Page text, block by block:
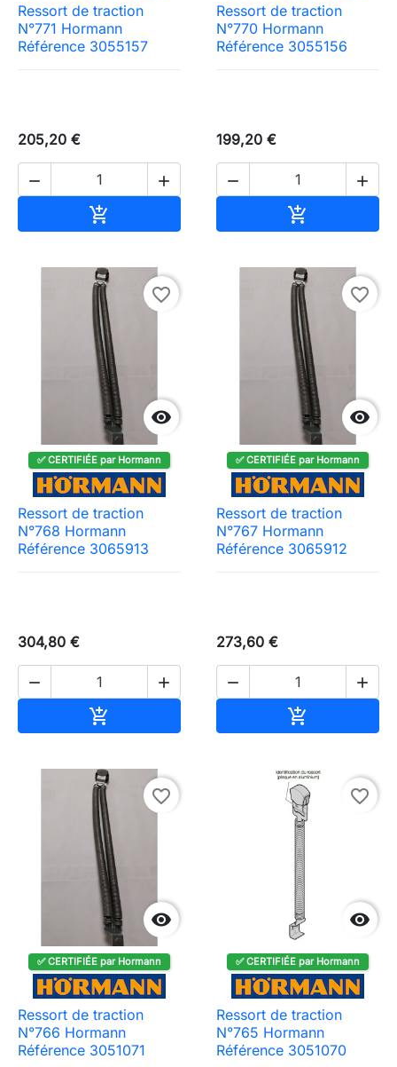
Ressort de traction
N°771 Hormann
Référence 3055157
205,20 €
 

Ressort de traction
N°770 Hormann
Référence 3055156
199,20 €
 


favorite_border
✅ CERTIFIÉE par Hormann
Ressort de traction
N°768 Hormann
Référence 3065913
304,80 €
 


favorite_border
✅ CERTIFIÉE par Hormann
Ressort de traction
N°767 Hormann
Référence 3065912
273,60 €
 


favorite_border
✅ CERTIFIÉE par Hormann
Ressort de traction
N°766 Hormann
Référence 3051071

favorite_border
✅ CERTIFIÉE par Hormann
Ressort de traction
N°765 Hormann
Référence 3051070